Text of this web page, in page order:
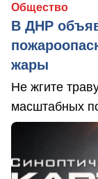
Общество
В ДНР
жары
Не жгите
масштабных